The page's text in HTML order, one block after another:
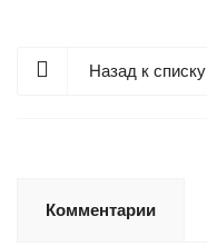
Назад к списку
Комментарии